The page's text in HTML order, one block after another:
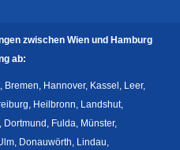
zwischen Wien und Hamburg
ab:
Bremen, Hannover, Kassel, Leer,
Heilbronn, Landshut,
Fulda, Münster,
Donauwörth, Lindau,